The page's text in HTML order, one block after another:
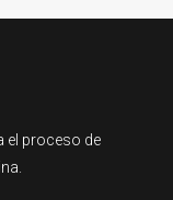
el proceso de